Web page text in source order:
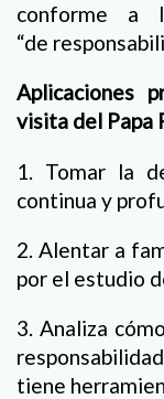
conforme a
“de
Aplicaciones
visita del Papa
1. Tomar la
continua y
2. Alentar a
por el estudio
3. Analiza
tiene